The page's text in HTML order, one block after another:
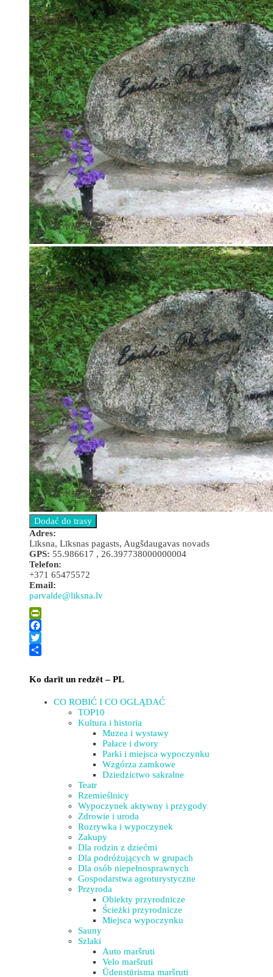
Adres:
Līksna, Līksnas pagasts, Augšdaugavas novads
GPS: 55.986617 , 26.397738000000004
Telefon:
+371 65475572
Email:
parvalde@liksna.lv
PrintFriendly
Facebook
Twitter
Ko darīt un redzēt – PL
CO ROBIĆ I CO OGLĄDAĆ
TOP10
Kultura i historia
Muzea i wystawy
Pałace i dwory
Parki i miejsca wypoczynku
Wzgórza zamkowe
Dziedzictwo sakralne
Teatr
Rzemieślnicy
Wypoczynek aktywny i przygody
Zdrowie i uroda
Rozrywka i wypoczynek
Zakupy
Dla rodzin z dziećmi
Dla podróżujących w grupach
Dla osób niepełnosprawnych
Gospodarstwa agroturystyczne
Przyroda
Obiekty przyrodnicze
Ścieżki przyrodnicze
Miejsca wypoczynku
Sauny
Szlaki
Auto maršruti
Velo maršruti
Ūdenstūrisma maršruti